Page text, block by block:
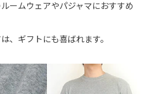
ームウェアやパジャマにおすすめ
、ギフトにも喜ばれます。